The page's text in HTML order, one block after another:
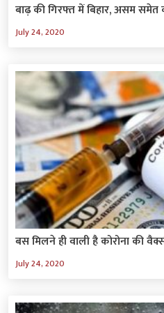
बाढ़ की गिरफ्त में बिहार, असम समेत
July 24, 2020
बस मिलने ही वाली है कोरोना की
July 24, 2020